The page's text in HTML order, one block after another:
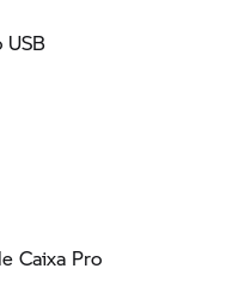
USB
Caixa Pro